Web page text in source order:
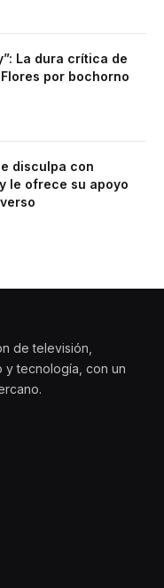
La dura crítica de
por bochorno
disculpa con
le ofrece su apoyo
de televisión,
y tecnología, con un